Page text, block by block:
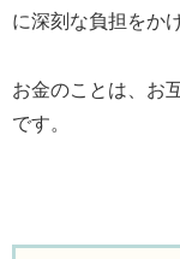
に深刻な負担をか
お金のことは、お
です。